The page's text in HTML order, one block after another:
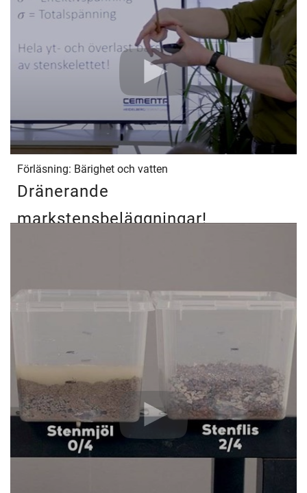
Förläsning: Bärighet och vatten
Dränerande
markstensbeläggningar!